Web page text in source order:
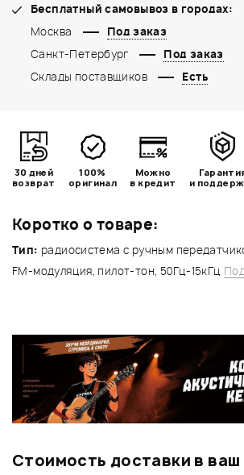
Коротко о товаре:
Тип: радиосистема с ручным
FM-модуляция, пилот-тон, 50Гц-15кГц
Бесплатный самовывоз в городах:
Москва
Под заказ
Санкт-Петербург
Под заказ
Склады поставщиков
Есть
30 дней
возврат
100%
оригинал
Можно
в кредит
и
Стоимость доставки в ваш